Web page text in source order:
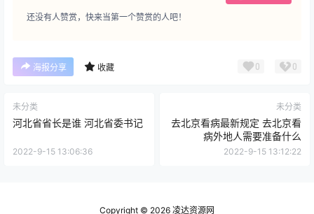
还没有人赞赏，快来当第一个赞赏的人吧！
海报分享 收藏 0 0
未分类
河北省省长是谁 河北省委书记
2022-9-15 13:06:36
未分类
去北京看病最新规定 去北京看
病外地人需要准备什么
2022-9-15 13:12:22
Copyright © 2026 凌达资源网